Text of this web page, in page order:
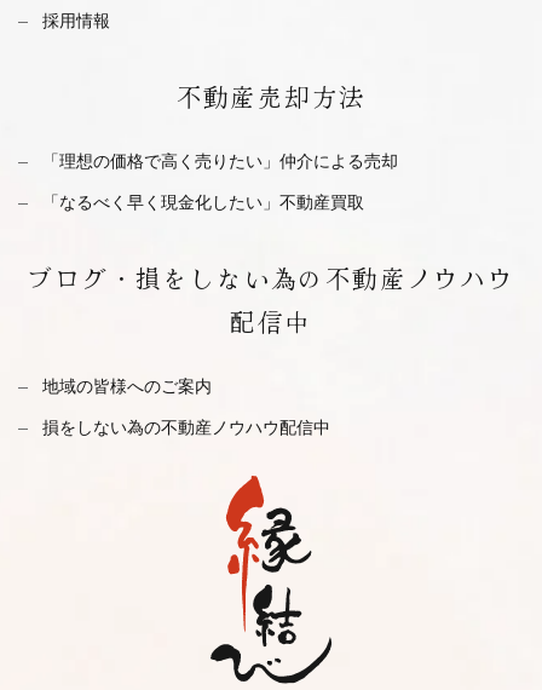
採用情報
不動産 売却方法
「理想の価格で高く売りたい」仲介による売却
「なるべく早く現金化したい」不動産買取
ブログ・ 損をしない為の不動産ノウハウ
配信中
地域の皆様へのご案内
損をしない為の不動産ノウハウ配信中